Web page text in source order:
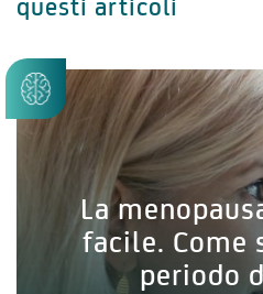
questi articoli
La
facile. Come
periodo